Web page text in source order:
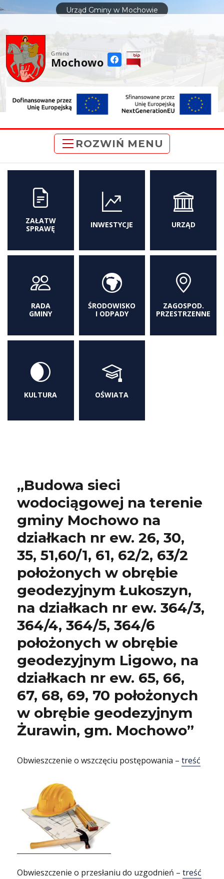
treści
Urząd Gminy w Mochowie
Gmina
Mochowo
ROZWIŃ MENU
ZAŁATW
SPRAWĘ
INWESTYCJE URZĄD
RADA
GMINY
ŚRODOWISKO
I ODPADY
ZAGOSPOD.
PRZESTRZENNE
KULTURA OŚWIATA
„Budowa sieci
wodociągowej na terenie
gminy Mochowo na
działkach nr ew. 26, 30,
35, 51,60/1, 61, 62/2, 63/2
położonych w obrębie
geodezyjnym Łukoszyn,
na działkach nr ew. 364/3,
364/4, 364/5, 364/6
położonych w obrębie
geodezyjnym Ligowo, na
działkach nr ew. 65, 66,
67, 68, 69, 70 położonych
w obrębie geodezyjnym
Żurawin, gm. Mochowo”
Obwieszczenie o wszczęciu postępowania –treść
Obwieszczenie o przesłaniu do uzgodnień –treść